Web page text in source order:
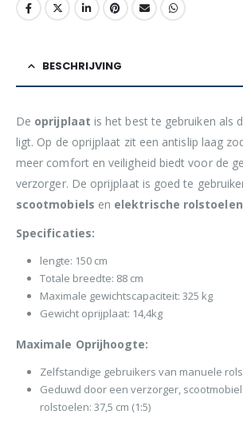
BESCHRIJVING
De oprijplaat is het best te gebruiken als
ligt. Op de oprijplaat zit een antislip laag
meer comfort en veiligheid biedt voor de
verzorger. De oprijplaat is goed te
scootmobiels en elektrische rolstoelen
Specificaties:
lengte: 150 cm
Totale breedte: 88 cm
Maximale gewichtscapaciteit: 325 kg
Gewicht oprijplaat: 14,4kg
Maximale Oprijhoogte:
Zelfstandige gebruikers van manuele
Geduwd door een verzorger,
rolstoelen: 37,5 cm (1:5)